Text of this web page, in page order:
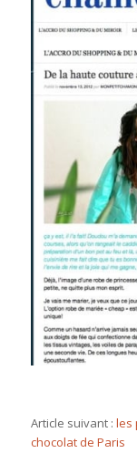
Article suivant : les
chocolat de Paris